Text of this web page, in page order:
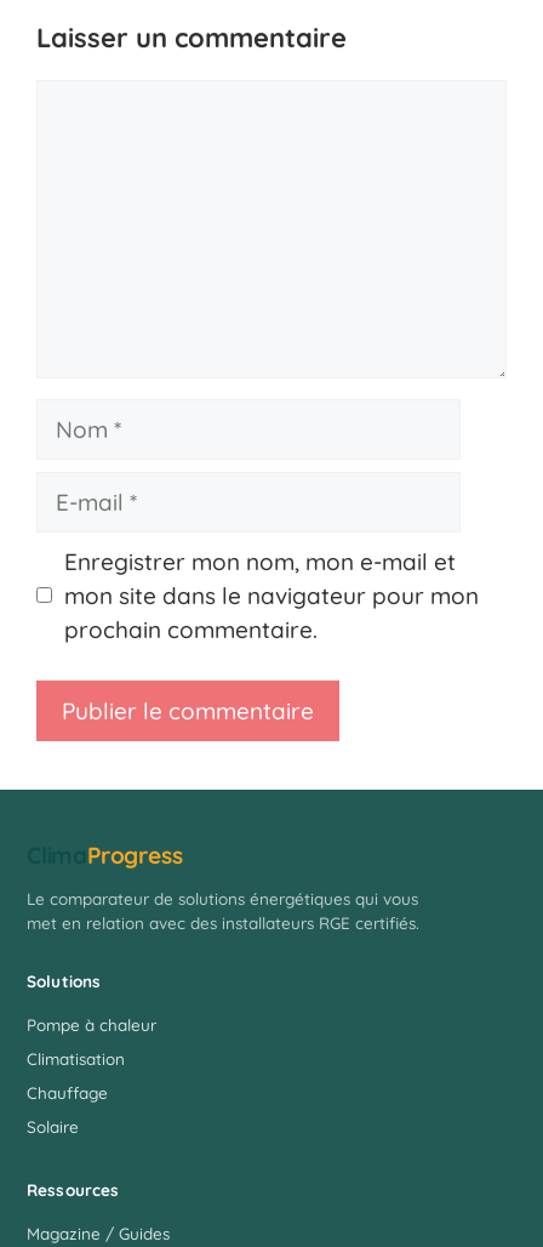
Laisser un commentaire
Nom
Enregistrer mon nom, mon e-mail et
mon site dans le navigateur pour mon
prochain commentaire.
Progress
Le comparateur de solutions énergétiques qui vous
met en relation avec des installateurs RGE certifiés.
Solutions
Pompe à chaleur
Climatisation
Chauffage
Solaire
Ressources
Magazine / Guides